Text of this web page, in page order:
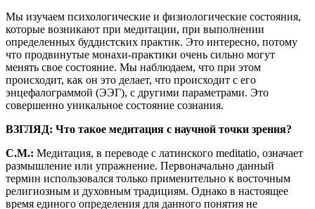
Мы изучаем психологические и физиологические состояния,
которые возникают при медитации, при выполнении
определенных буддистских практик. Это интересно, потому
что продвинутые монахи-практики очень сильно могут
менять свое состояние. Мы наблюдаем, что при этом
происходит, как он это делает, что происходит с его
энцефалограммой (ЭЭГ), с другими параметрами. Это
совершенно уникальное состояние сознания.
ВЗГЛЯД: Что такое медитация с научной точки зрения?
С.М.: Медитация, в переводе с латинского meditatio, означает
размышление или упражнение. Первоначально данный
термин использовался только применительно к восточным
религиозным и духовным традициям. Однако в настоящее
время единого определения для данного понятия не